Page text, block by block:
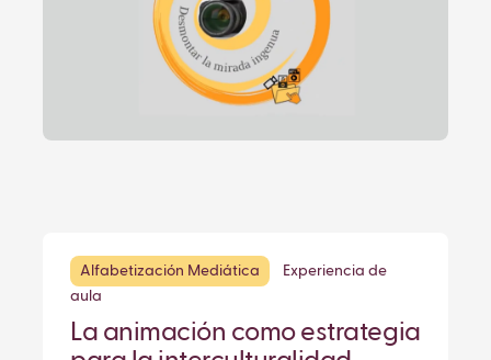
Alfabetización Mediática
Experiencia de
aula
La animación como estrategia